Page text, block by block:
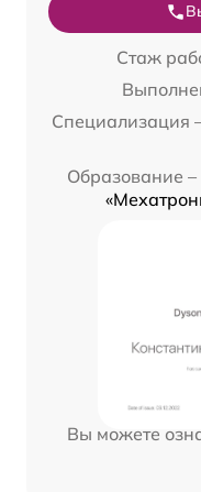
Стаж
Специализация
Образование –
Вы можете